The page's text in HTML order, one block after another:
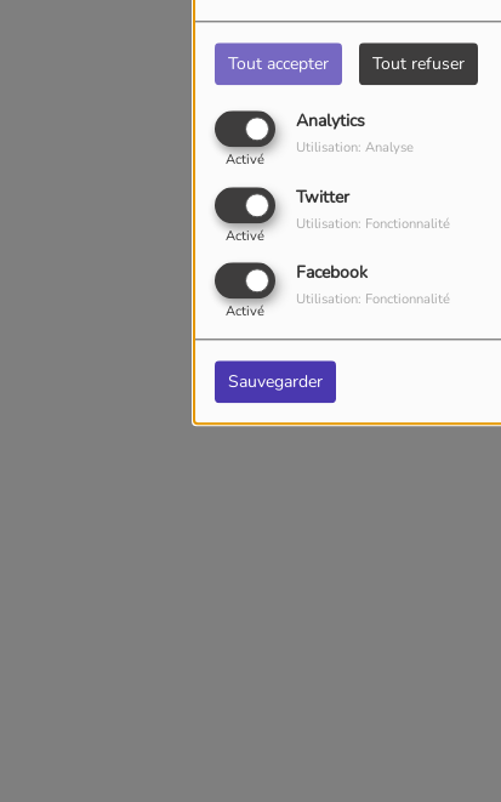
Tout accepter Tout refuser
Analytics
Activé
Utilisation: Analyse
Twitter
Activé
Utilisation: Fonctionnalité
Facebook
Activé
Utilisation: Fonctionnalité
Sauvegarder